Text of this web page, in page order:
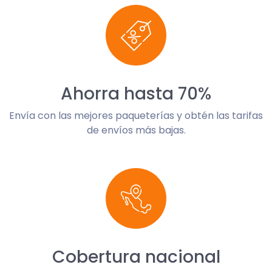
Ahorra hasta 70%
Envía con las mejores paqueterías y obtén las tarifas
de envíos más bajas.
Cobertura nacional